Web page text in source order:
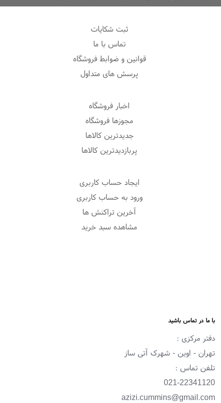
ثبت شکایات
تماس با ما
قوانین و ضوابط فروشگاه
پرسش های متداول
اخبار فروشگاه
مجوزها فروشگاه
جدیدترین کالاها
پربازدیدترین کالاها
ایجاد حساب کاربری
ورود به حساب کاربری
آخرین تراکنش ها
مشاهده سبد خرید
با ما در تماس باشید
دفتر مرکزی :
تهران - اوین - شهرک آتی ساز
تلفن تماس :
021-22341120
azizi.cummins@gmail.com